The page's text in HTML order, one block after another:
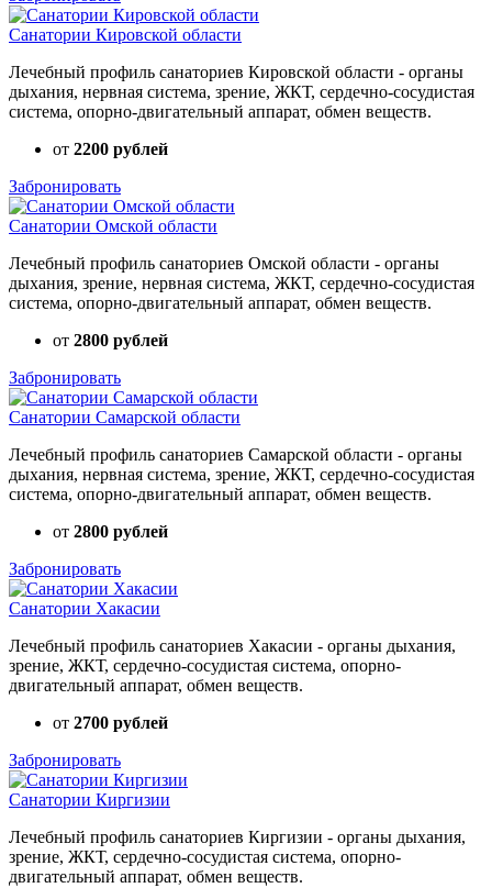
Санатории Кировской области
Лечебный профиль санаториев Кировской области - органы
дыхания, нервная система, зрение, ЖКТ, сердечно-сосудистая
система, опорно-двигательный аппарат, обмен веществ.
от 2200 рублей
Забронировать
Санатории Омской области
Лечебный профиль санаториев Омской области - органы
дыхания, зрение, нервная система, ЖКТ, сердечно-сосудистая
система, опорно-двигательный аппарат, обмен веществ.
от 2800 рублей
Забронировать
Санатории Самарской области
Лечебный профиль санаториев Самарской области - органы
дыхания, нервная система, зрение, ЖКТ, сердечно-сосудистая
система, опорно-двигательный аппарат, обмен веществ.
от 2800 рублей
Забронировать
Санатории Хакасии
Лечебный профиль санаториев Хакасии - органы дыхания,
зрение, ЖКТ, сердечно-сосудистая система, опорно-
двигательный аппарат, обмен веществ.
от 2700 рублей
Забронировать
Санатории Киргизии
Лечебный профиль санаториев Киргизии - органы дыхания,
зрение, ЖКТ, сердечно-сосудистая система, опорно-
двигательный аппарат, обмен веществ.